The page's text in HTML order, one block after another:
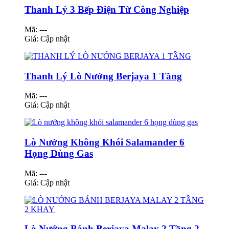
Thanh Lý 3 Bếp Điện Từ Công Nghiệp
Mã: ---
Giá: Cập nhật
Thanh Lý Lò Nướng Berjaya 1 Tầng
Mã: ---
Giá: Cập nhật
Lò Nướng Không Khói Salamander 6
Họng Dùng Gas
Mã: ---
Giá: Cập nhật